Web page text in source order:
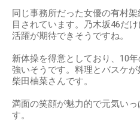
同じ事務所だった女優の有村
目されています。乃木坂46だ
活躍が期待できそうですね。
新体操を得意としており、10
強いそうです。料理とバスケ
柴田柚菜さんです。
満面の笑顔が魅力的で元気い
す。